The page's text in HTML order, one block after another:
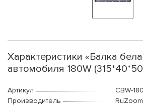
Характеристики «Балка
автомобиля 180W
Артикул
CBW-
Производитель
RuZoom